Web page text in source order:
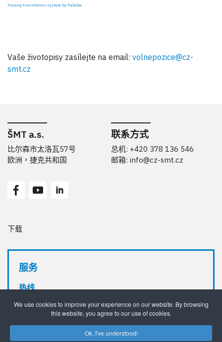
FaLang translation system by Faboba
Vaše životopisy zasílejte na email: volnepozice@cz-
smt.cz
ŠMT a.s.
比尔森市太洛瓦57号
欧洲，捷克共和国
联系方式
总机: +420 378 136 546
邮箱: info@cz-smt.cz
下载
服务
热线
邮箱
servis@cz-smt.cz
We use cookies to improve your experience on our website. By browsing
this website, you agree to our use of cookies.
Ok, I've understood!